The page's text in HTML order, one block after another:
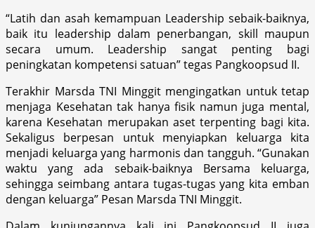
“Latih dan asah kemampuan Leadership sebaik-baiknya,
baik itu leadership dalam penerbangan, skill maupun
secara umum. Leadership sangat penting bagi
peningkatan kompetensi satuan” tegas Pangkoopsud II.
Terakhir Marsda TNI Minggit mengingatkan untuk tetap
menjaga Kesehatan tak hanya fisik namun juga mental,
karena Kesehatan merupakan aset terpenting bagi kita.
Sekaligus berpesan untuk menyiapkan keluarga kita
menjadi keluarga yang harmonis dan tangguh. “Gunakan
waktu yang ada sebaik-baiknya Bersama keluarga,
sehingga seimbang antara tugas-tugas yang kita emban
dengan keluarga” Pesan Marsda TNI Minggit.